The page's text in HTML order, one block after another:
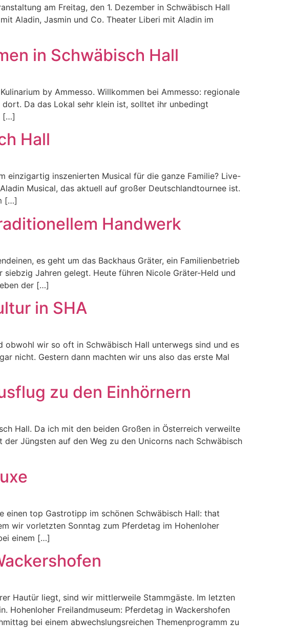
am Freitag, den 1. Dezember in Schwäbisch Hall
Aladin, Jasmin und Co. Theater Liberi mit Aladin im
in Schwäbisch Hall
by Ammesso. Willkommen bei Ammesso: regionale
Da das Lokal sehr klein ist, solltet ihr unbedingt
[…]
Hall
einzigartig inszenierten Musical für die ganze Familie? Live-
Musical, das aktuell auf großer Deutschlandtournee ist.
[…]
Handwerk
es geht um das Backhaus Gräter, ein Familienbetrieb
Jahren gelegt. Heute führen Nicole Gräter-Held und
der […]
in SHA
obwohl wir so oft in Schwäbisch Hall unterwegs sind und es
nicht. Gestern dann machten wir uns also das erste Mal
zu den Einhörnern
Hall. Da ich mit den beiden Großen in Österreich verweilte
Jüngsten auf den Weg zu den Unicorns nach Schwäbisch
einen top Gastrotipp im schönen Schwäbisch Hall: that
wir vorletzten Sonntag zum Pferdetag im Hohenloher
einem […]
Hautür liegt, sind wir mittlerweile Stammgäste. Im letzten
Hohenloher Freilandmuseum: Pferdetag in Wackershofen
bei einem abwechslungsreichen Themenprogramm zu